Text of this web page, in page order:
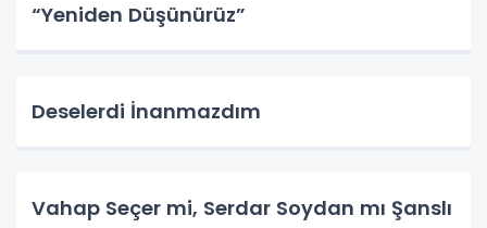
“Yeniden Düşünürüz”
Deselerdi İnanmazdım
Vahap Seçer mi, Serdar Soydan mı Şanslı